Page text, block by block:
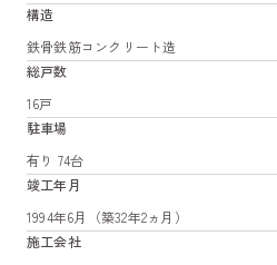
構造
鉄骨鉄筋コンクリート造
総戸数
16戸
駐車場
有り 74台
竣工年月
1994年6月（築32年2ヵ月）
施工会社